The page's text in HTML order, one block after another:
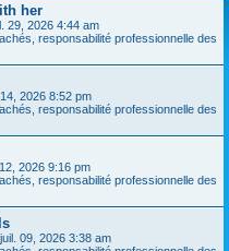
her
29, 2026 4:44 am
responsabilité professionnelle des
2026 8:52 pm
responsabilité professionnelle des
2026 9:16 pm
responsabilité professionnelle des
09, 2026 3:38 am